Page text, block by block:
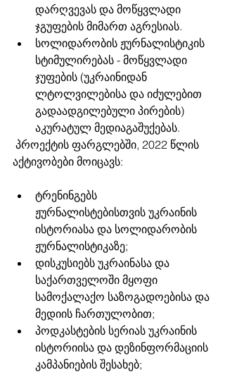
დარღვევას და მოწყვლადი
ჯგუფების მიმართ აგრესიას.
სოლიდარობის ჟურნალისტიკის
სტიმულირებას - მოწყვლადი
ჯუფების (უკრაინიდან
ლტოლვილებისა და იძულებით
გადაადგილებული პირების)
აკურატულ მედიაგაშუქებას.
აქტივობები მოიცავს:
ტრენინგებს
ჟურნალისტებისთვის უკრაინის
ისტორიასა და სოლიდარობის
ჟურნალისტიკაზე;
დისკუსიებს უკრაინასა და
საქართველოში მყოფი
სამოქალაქო საზოგადოებისა და
მედიის ჩართულობით;
პოდკასტების სერიას უკრაინის
ისტორიისა და დეზინფორმაციის
კამპანიების შესახებ;